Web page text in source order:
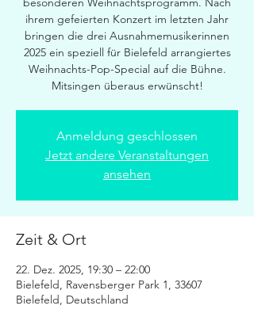
ihrem gefeierten Konzert im letzten Jahr
bringen die drei Ausnahmemusikerinnen
2025 ein speziell für Bielefeld arrangiertes
Weihnachts-Pop-Special auf die Bühne.
Mitsingen überaus erwünscht!
Anmeldung geschlossen
Jetzt andere Veranstaltungen
ansehen
Zeit & Ort
22. Dez. 2025, 19:30 – 22:00
Bielefeld, Ravensberger Park 1, 33607
Bielefeld, Deutschland